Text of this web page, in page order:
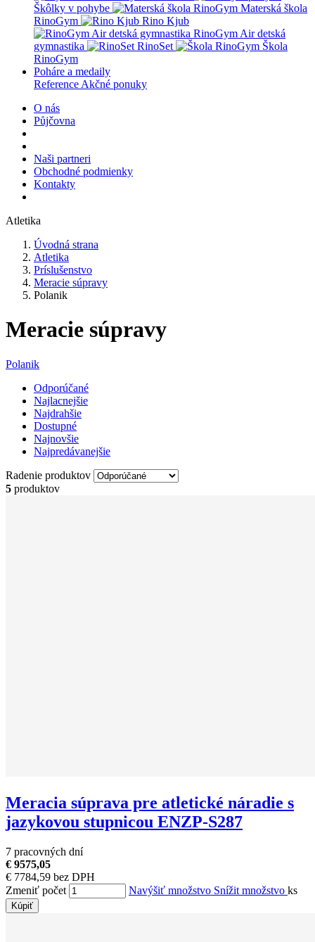
Škôlky v pohybe
Materská škola
RinoGym
Rino Kjub
RinoGym Air detská
gymnastika
RinoSet
Škola
RinoGym
Poháre a medaily
Reference Akčné ponuky
O nás
Půjčovna
Naši partneri
Obchodné podmienky
Kontakty
Atletika
Úvodná strana
Atletika
Príslušenstvo
Meracie súpravy
Polanik
Meracie súpravy
Polanik
Odporúčané
Najlacnejšie
Najdrahšie
Dostupné
Najnovšie
Najpredávanejšie
Radenie produktov
5 produktov
Meracia súprava pre atletické náradie s
jazykovou stupnicou ENZP-S287
7 pracovných dní
€ 9575,05
€ 7784,59 bez DPH
Zmeniť počet
Navýšiť množstvo Snížit množstvo ks
Kúpiť